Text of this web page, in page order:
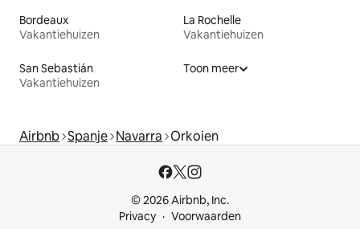
Bordeaux
Vakantiehuizen
La Rochelle
Vakantiehuizen
San Sebastián
Vakantiehuizen
Toon meer
Airbnb Spanje Navarra Orkoien
© 2026 Airbnb, Inc.
Privacy
Voorwaarden